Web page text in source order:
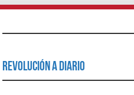
Revolución a Diario